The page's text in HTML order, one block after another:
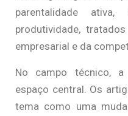
parentalidade
produtividade,
empresarial e da
No campo técnico, a
espaço central. Os
tema como uma